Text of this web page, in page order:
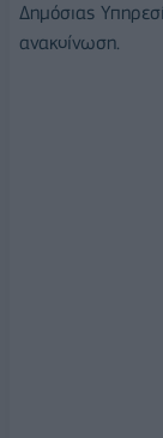
Δημόσιας
ανακοίνωση.